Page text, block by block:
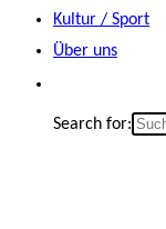
Kultur / Sport
Über uns
Search for: